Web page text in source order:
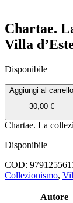
Chartae.
Villa
Disponibile
Aggiungi al carrello
30,00 €
Chartae. La
Disponibile
COD:
Collezionismo,
Autore